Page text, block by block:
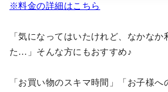
※料金の詳細はこちら
「気になってはいたけれど、なかなか
た…」そんな方にもおすすめ♪
「お買い物のスキマ時間」「お子様へ